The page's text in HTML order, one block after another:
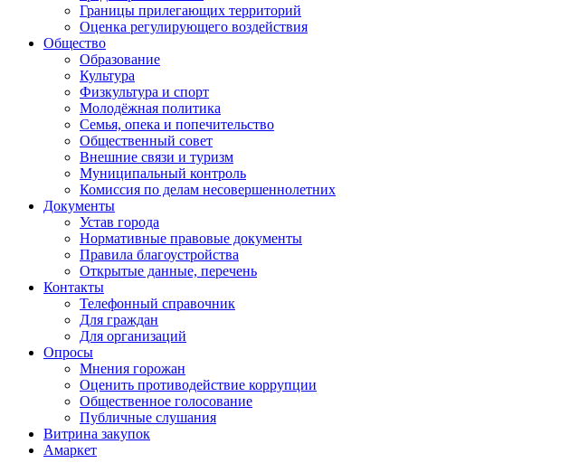
Границы прилегающих территорий
Оценка регулирующего воздействия
Общество
Образование
Культура
Физкультура и спорт
Молодёжная политика
Семья, опека и попечительство
Общественный совет
Внешние связи и туризм
Муниципальный контроль
Комиссия по делам несовершеннолетних
Документы
Устав города
Нормативные правовые документы
Правила благоустройства
Открытые данные, перечень
Контакты
Телефонный справочник
Для граждан
Для организаций
Опросы
Мнения горожан
Оценить противодействие коррупции
Общественное голосование
Публичные слушания
Витрина закупок
Амаркет